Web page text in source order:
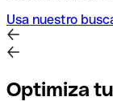
Usa nuestro
Optimiza